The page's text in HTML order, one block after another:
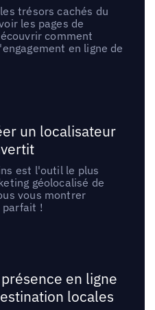
trésors cachés du
les pages de
comment
en ligne de
un localisateur
est l'outil le plus
géolocalisé de
vous montrer
parfait !
en ligne
locales